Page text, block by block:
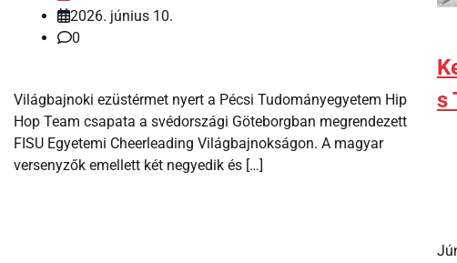
2026. június 10.
0
Világbajnoki ezüstérmet nyert a Pécsi Tudományegyetem Hip
Hop Team csapata a svédországi Göteborgban megrendezett
FISU Egyetemi Cheerleading Világbajnokságon. A magyar
versenyzők emellett két negyedik és […]
s